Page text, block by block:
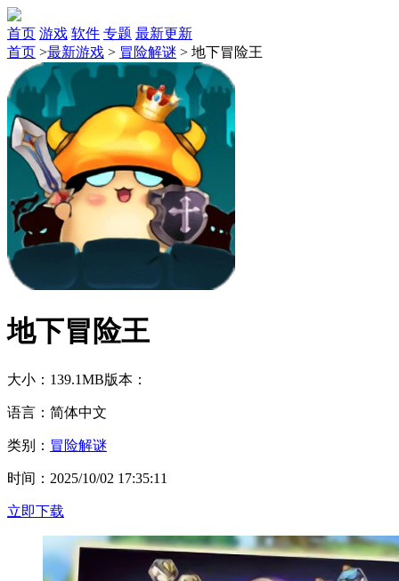
首页 游戏 软件 专题 最新更新
首页 >最新游戏 > 冒险解谜 > 地下冒险王
地下冒险王
大小：139.1MB版本：
语言：简体中文
类别： 冒险解谜
时间：2025/10/02 17:35:11
立即下载